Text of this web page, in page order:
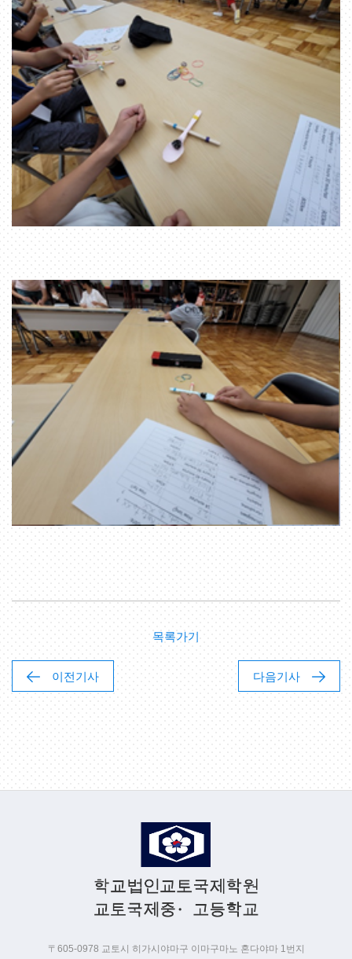
이전기사
목록가기
다음기사
〒605-0978 교토시 히가시야마구 이마구마노 혼다야마 1번지